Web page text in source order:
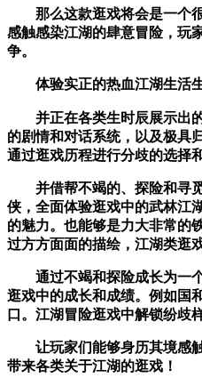
那么这款逛戏将会是一个很
感触感染江湖的肆意冒险，玩
争。
体验实正的热血江湖生活生
并正在各类生时辰展示出的
的剧情和对话系统，以及极具
通过逛戏历程进行分歧的选择
并借帮不竭的、探险和寻觅
侠，全面体验逛戏中的武林江
的魅力。也能够是力大非常的
过方方面面的描绘，江湖类逛
通过不竭和探险成长为一个
逛戏中的成长和成绩。例如国
口。江湖冒险逛戏中解锁纷歧
让玩家们能够身历其境感触
带来各类关于江湖的逛戏！